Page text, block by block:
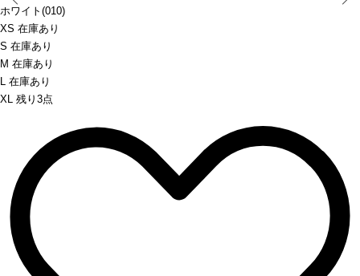
ホワイト(010)
XS 在庫あり
S 在庫あり
M 在庫あり
L 在庫あり
XL 残り3点